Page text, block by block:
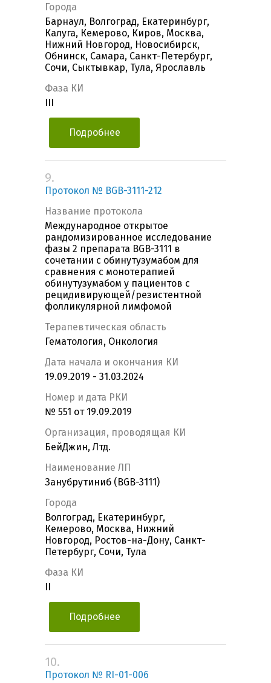
Города
Барнаул, Волгоград, Екатеринбург,
Калуга, Кемерово, Киров, Москва,
Нижний Новгород, Новосибирск,
Обнинск, Самара, Санкт-Петербург,
Сочи, Сыктывкар, Тула, Ярославль
Фаза КИ
Подробнее
9.
Протокол № BGB-3111-212
Название протокола
Международное открытое
рандомизированное исследование
фазы 2 препарата BGB-3111 в
сочетании с обинутузумабом для
сравнения с монотерапией
обинутузумабом у пациентов с
рецидивирующей/резистентной
фолликулярной лимфомой
Терапевтическая область
Гематология, Онкология
Дата начала и окончания КИ
19.09.2019 - 31.03.2024
Номер и дата РКИ
№ 551 от 19.09.2019
Организация, проводящая КИ
БейДжин, Лтд.
Наименование ЛП
Занубрутиниб (BGB-3111)
Города
Волгоград, Екатеринбург,
Кемерово, Москва, Нижний
Новгород, Ростов-на-Дону, Санкт-
Петербург, Сочи, Тула
Фаза КИ
Подробнее
10.
Протокол № RI-01-006